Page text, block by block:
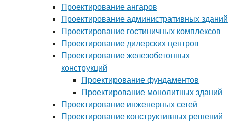
Проектирование ангаров
Проектирование административных зданий
Проектирование гостиничных комплексов
Проектирование дилерских центров
Проектирование железобетонных
конструкций
Проектирование фундаментов
Проектирование монолитных зданий
Проектирование инженерных сетей
Проектирование конструктивных решений